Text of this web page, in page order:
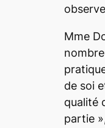
Mme
de soi
qualité
partie